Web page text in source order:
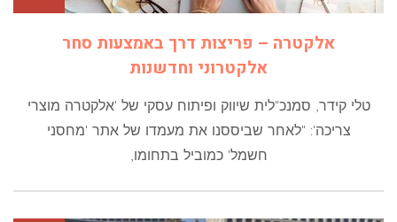
אלקטרה – פריצות דרך באמצעות סחר
אלקטרוני וחדשנות
טלי קידר, סמנכ"לית שיווק ופיתוח עסקי של 'אלקטרה מוצרי
צריכה': "לאחר שביססנו את מעמדו של אתר 'מחסני
חשמל' כמוביל בתחומו,